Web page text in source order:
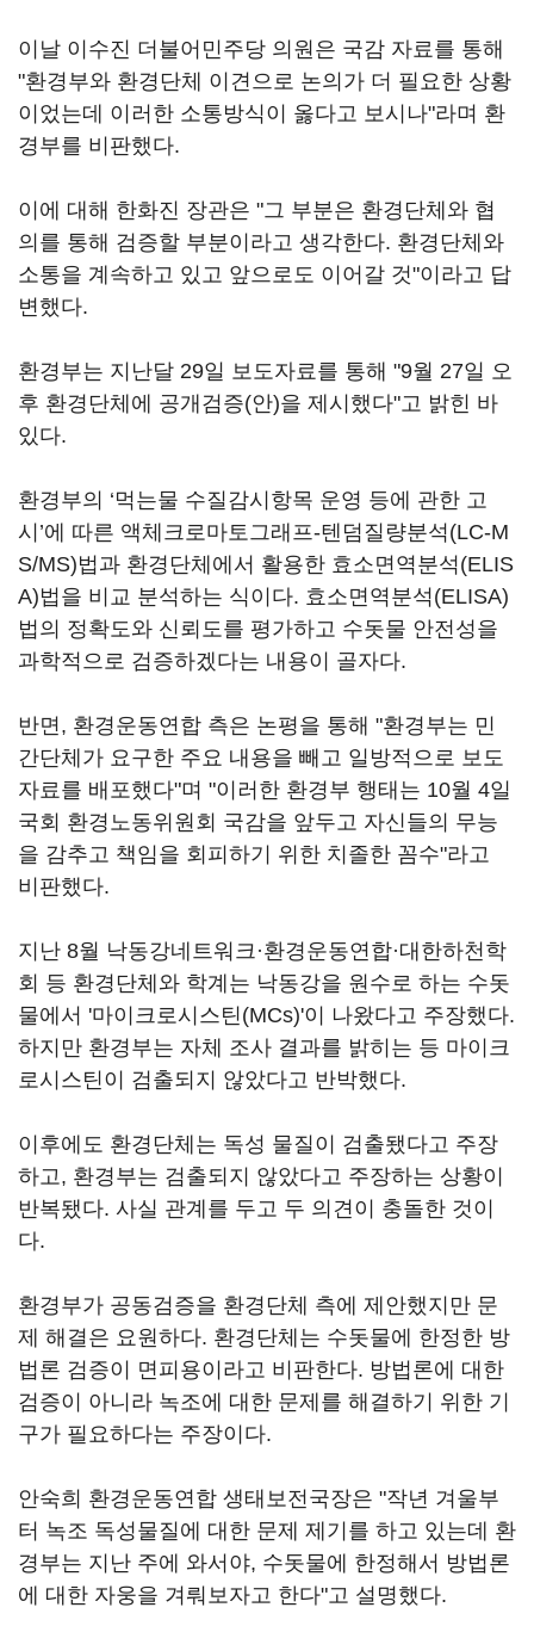
이날 이수진 더불어민주당 의원은 국감 자료를 통해
"환경부와 환경단체 이견으로 논의가 더 필요한 상황
이었는데 이러한 소통방식이 옳다고 보시나"라며 환
경부를 비판했다.
이에 대해 한화진 장관은 "그 부분은 환경단체와 협
의를 통해 검증할 부분이라고 생각한다. 환경단체와
소통을 계속하고 있고 앞으로도 이어갈 것"이라고 답
변했다.
환경부는 지난달 29일 보도자료를 통해 "9월 27일 오
후 환경단체에 공개검증(안)을 제시했다"고 밝힌 바
있다.
환경부의 ‘먹는물 수질감시항목 운영 등에 관한 고
시’에 따른 액체크로마토그래프-텐덤질량분석(LC-M
S/MS)법과 환경단체에서 활용한 효소면역분석(ELIS
A)법을 비교 분석하는 식이다. 효소면역분석(ELISA)
법의 정확도와 신뢰도를 평가하고 수돗물 안전성을
과학적으로 검증하겠다는 내용이 골자다.
반면, 환경운동연합 측은 논평을 통해 "환경부는 민
간단체가 요구한 주요 내용을 빼고 일방적으로 보도
자료를 배포했다"며 "이러한 환경부 행태는 10월 4일
국회 환경노동위원회 국감을 앞두고 자신들의 무능
을 감추고 책임을 회피하기 위한 치졸한 꼼수"라고
비판했다.
지난 8월 낙동강네트워크·환경운동연합·대한하천학
회 등 환경단체와 학계는 낙동강을 원수로 하는 수돗
물에서 '마이크로시스틴(MCs)'이 나왔다고 주장했다.
하지만 환경부는 자체 조사 결과를 밝히는 등 마이크
로시스틴이 검출되지 않았다고 반박했다.
이후에도 환경단체는 독성 물질이 검출됐다고 주장
하고, 환경부는 검출되지 않았다고 주장하는 상황이
반복됐다. 사실 관계를 두고 두 의견이 충돌한 것이
다.
환경부가 공동검증을 환경단체 측에 제안했지만 문
제 해결은 요원하다. 환경단체는 수돗물에 한정한 방
법론 검증이 면피용이라고 비판한다. 방법론에 대한
검증이 아니라 녹조에 대한 문제를 해결하기 위한 기
구가 필요하다는 주장이다.
안숙희 환경운동연합 생태보전국장은 "작년 겨울부
터 녹조 독성물질에 대한 문제 제기를 하고 있는데 환
경부는 지난 주에 와서야, 수돗물에 한정해서 방법론
에 대한 자웅을 겨뤄보자고 한다"고 설명했다.